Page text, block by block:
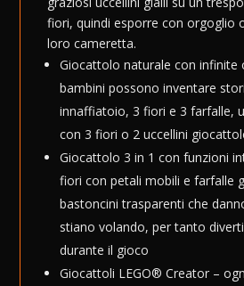
:
fiori, quindi esporre con orgoglio
loro cameretta.
Giocattolo naturale con infinite
bambini possono inventare
innaffiatoio, 3 fiori e 3 farfalle,
con 3 fiori o 2 uccellini
Giocattolo 3 in 1 con funzioni
fiori con petali mobili e farfalle
bastoncini trasparenti che
stiano volando, per tanto
durante il gioco
Giocattoli LEGO® Creator –